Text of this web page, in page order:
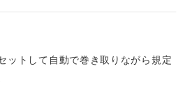
お問い合わせだけも大歓迎☆彡
おります（・ω・）ノ
ットして自動で巻き取りながら規定